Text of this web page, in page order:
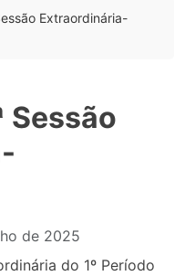
Extraordinária-
Sessão
de 2025
do 1º Período